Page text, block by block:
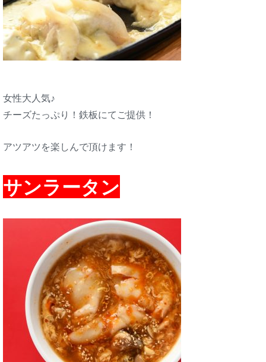
女性大人気♪
チーズたっぷり！鉄板にてご提供！
アツアツを楽しんで頂けます！
サンラータン